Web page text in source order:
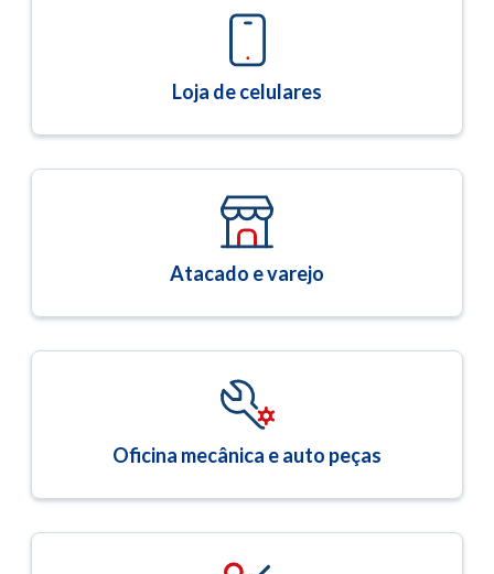
Loja de celulares
Atacado e varejo
Oficina mecânica e auto peças